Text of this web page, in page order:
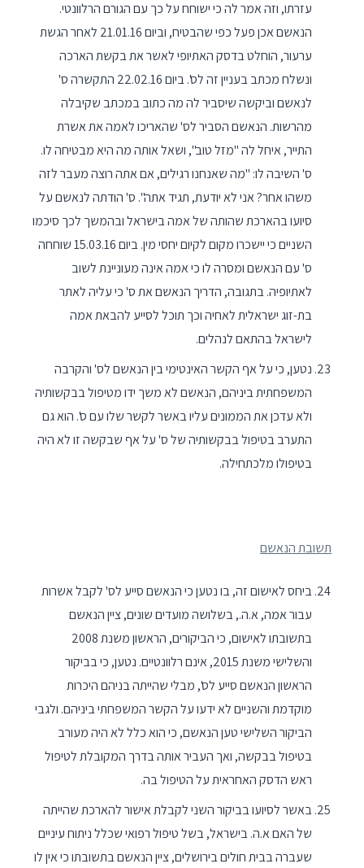
עזרתו, וזה אמר לה כי ישוחח על כך עם הגורם הרלוונטי.
הנאשם אכן פעל כפי שהבטיח, וביום 21.01.16 לאחר הגשת
ערעור, הוחלט בדסק האתיופי לאשר את בקשת הארכה
ונשלח מכתב בעניין זה לס'. ביום 22.02.16 התקשרה ס'
לנאשם וביקשה שיסביר לה מה כתוב במכתב שקיבלה
מהרשות. הנאשם הסביר לס' שהאריכו לאמה את אשרת
התייר, איחל לה "מזל טוב", ושאל אותה מה היא מבטיחה לו.
ס' השיבה לו: "מה שאנחנו רגילים, אם אתה רוצה מעבר לזה
משהו אחר? אני לא יודעת, תגיד אתה". ס' הודתה לנאשם על
סיועו בהארכת שהותה של אמה בישראל ובהמשך לכך סיכמו
השניים כי יישכרו מקום לקיום יחסי מין. ביום 15.03.16 שוחחה
ס' עם הנאשם ומסרה לו כי אמה אינה מעוניינת לשוב
לאתיופיה. בתגובה, הדריך הנאשם את ס' כי עליה לאתר
בת-זוג ישראלית לאחיה וכך תוכל לסייע להבאת אמה
לישראל בהתאם לנהלים.
נטען, כי על אף הקשר האינטימי בין הנאשם לס' והקרבה
המשפחתית ביניהם, הנאשם לא משך ידו מטיפול בבקשותיה
ולא עדכן את הממונים עליו באשר לקשר שלו עם ס'. הוא גם
התערב בטיפול בבקשותיה של ס' על אף שבקשה זו לא היה
בטיפולו מלכתחילה.
תשובת הנאשם
ביחס לאישום זה, בו נטען כי הנאשם סייע לס' לקבל אשרות
עבור אמה, א.ה., בשלושה מועדים שונים, ציין הנאשם
בתשובתו לאישום, כי הביקורים, הראשון משנת 2008
והשלישי משנת 2015, אינם רלוונטיים. נטען, כי בביקור
הראשון הנאשם סייע לס', מבלי שהייתה בניהם היכרות
מוקדמת והשניים לא ידעו על הקשר המשפחתי ביניהם. ולגבי
הביקור השלישי טען הנאשם, כי הוא כלל לא היה מעורב
בטיפול בבקשה, ואך העביר אותה בדרך המקובלת לטיפול
ראש הדסק האחראית על הטיפול בה.
באשר לסיועו בביקור השני לקבלת אישור להארכת שהייתה
של האם א.ה. בישראל, בשל טיפול רפואי שכלל ניתוח עיניים
שעברה בבית חולים בירושלים, ציין הנאשם בתשובתו כי אין לו